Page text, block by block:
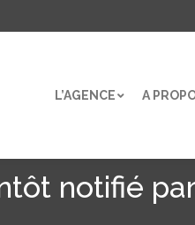
L’AGENCE A
notifié